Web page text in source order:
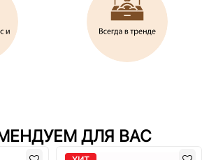
ДЛЯ ВАС